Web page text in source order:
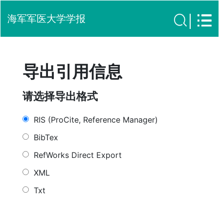
海军军医大学学报
导出引用信息
请选择导出格式
RIS (ProCite, Reference Manager)
BibTex
RefWorks Direct Export
XML
Txt